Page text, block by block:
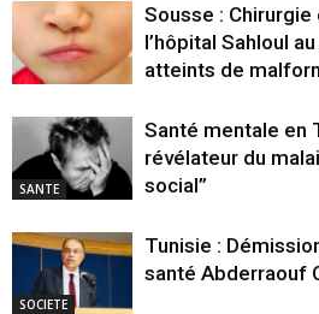
Sousse :
l’hôpital Sahloul
atteints de
SANTE
Santé mentale en
révélateur du
social”
SOCIETE
Tunisie :
santé Abderraouf